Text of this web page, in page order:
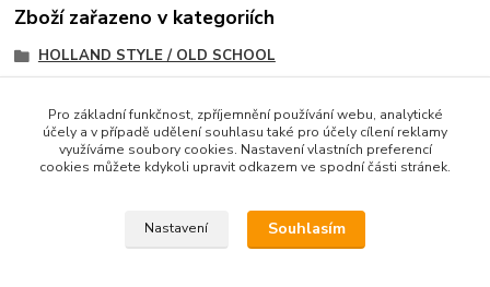
Zboží zařazeno v kategoriích
HOLLAND STYLE / OLD SCHOOL
OSVĚTLENÍ
Obrysové světla
Pro základní funkčnost, zpříjemnění používání webu, analytické
účely a v případě udělení souhlasu také pro účely cílení reklamy
využíváme soubory cookies. Nastavení vlastních preferencí
cookies můžete kdykoli upravit odkazem ve spodní části stránek.
Nastavení Souhlasím